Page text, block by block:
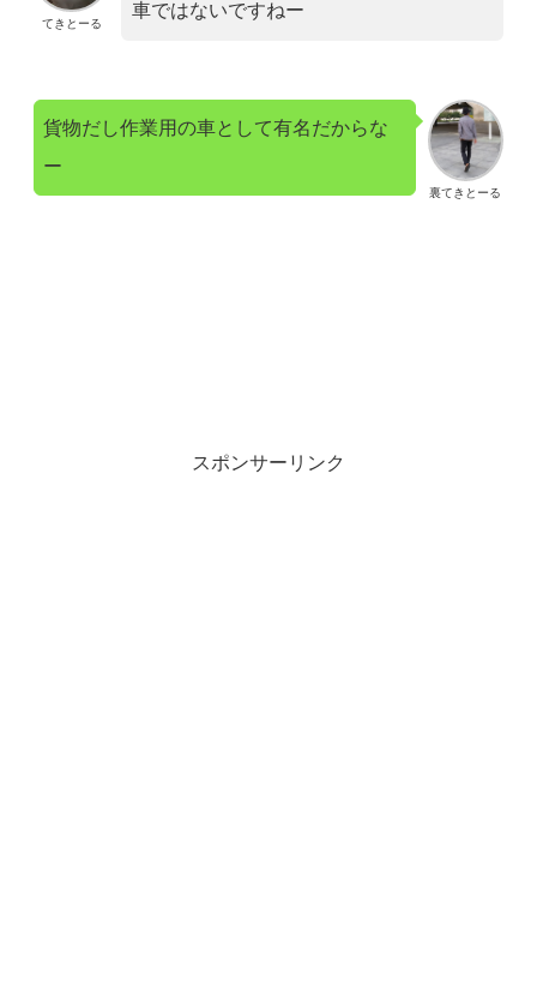
てきとーる
車ではないですねー
裏てきとーる
貨物だし作業用の車として有名だからな
ー
スポンサーリンク